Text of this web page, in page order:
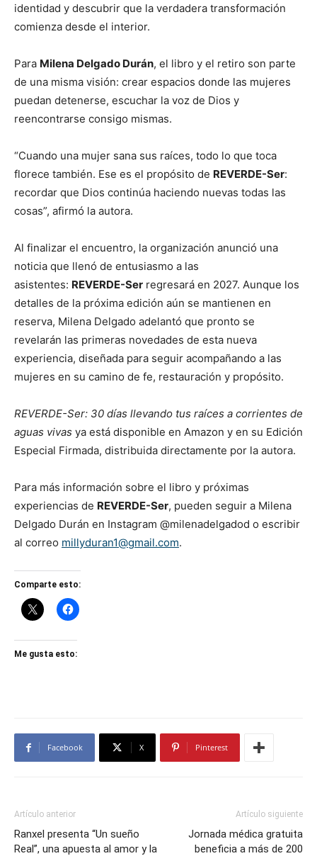
identidad y descubrir que la verdadera transformación
comienza desde el interior.
Para Milena Delgado Durán, el libro y el retiro son parte
de una misma visión: crear espacios donde las mujeres
puedan detenerse, escuchar la voz de Dios y
reencontrarse consigo mismas.
“Cuando una mujer sana sus raíces, todo lo que toca
florece también. Ese es el propósito de REVERDE-Ser:
recordar que Dios continúa haciendo nuevas todas las
cosas”, afirmó la autora.
Al finalizar el encuentro, la organización anunció una
noticia que llenó de entusiasmo a las
asistentes: REVERDE-Ser regresará en 2027. Aunque los
detalles de la próxima edición aún se mantienen en
reserva, Milena Delgado adelantó que pronto se
revelarán las primeras novedades de esta nueva
experiencia, diseñada para seguir acompañando a las
mujeres en su camino de fe, restauración y propósito.
REVERDE-Ser: 30 días llevando tus raíces a corrientes de
aguas vivas ya está disponible en Amazon y en su Edición
Especial Firmada, distribuida directamente por la autora.
Para más información sobre el libro y próximas
experiencias de REVERDE-Ser, pueden seguir a Milena
Delgado Durán en Instagram @milenadelgadod o escribir
al correo millyduran1@gmail.com.
Comparte esto:
Me gusta esto:
Facebook X Pinterest
Artículo anterior
Ranxel presenta “Un sueño
Real”, una apuesta al amor y la
Artículo siguiente
Jornada médica gratuita
beneficia a más de 200